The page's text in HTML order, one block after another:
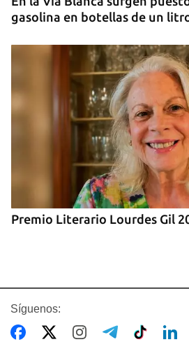
gasolina en botellas de un
Premio Literario Lourdes Gil
Síguenos: